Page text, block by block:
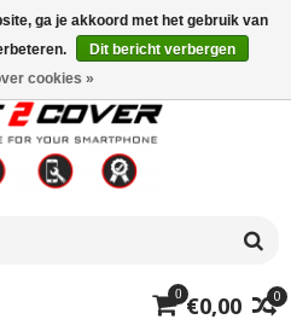
0
0 €0,00
ga je akkoord met het gebruik van
Dit bericht verbergen
cookies »